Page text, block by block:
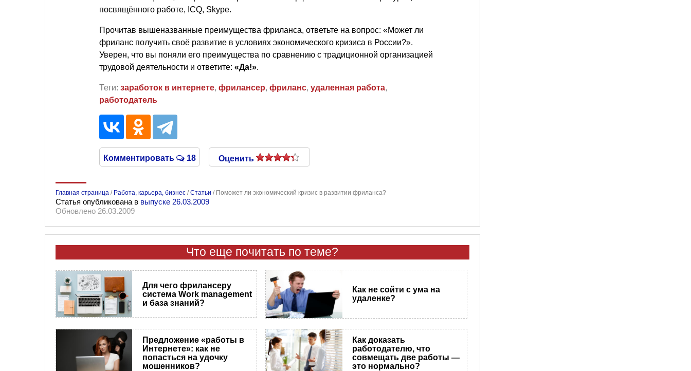
посвящённого работе, ICQ, Skype.
Прочитав вышеназванные преимущества фриланса, ответьте на вопрос: «Может ли
фриланс получить своё развитие в условиях экономического кризиса в России?».
Уверен, что вы поняли его преимущества по сравнению с традиционной организацией
трудовой деятельности и ответите: «Да!».
Теги: заработок в интернете, фрилансер, фриланс, удаленная работа,
работодатель
Комментировать 18 Оценить
Главная страница / Работа, карьера, бизнес /Статьи / Поможет ли экономический кризис в развитии фриланса?
Статья опубликована в выпуске 26.03.2009
Обновлено 26.03.2009
Что еще почитать по теме?
Для чего фрилансеру
система Work management
и база знаний?
Как не сойти с ума на
удаленке?
Предложение «работы в
Интернете»: как не
попасться на удочку
мошенников?
Как доказать
работодателю, что
совмещать две работы —
это нормально?